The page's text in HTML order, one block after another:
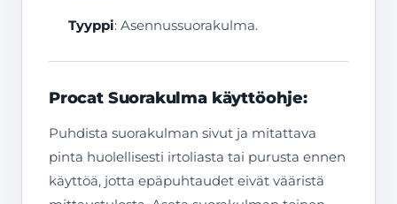
Tyyppi: Asennussuorakulma.
Procat Suorakulma käyttöohje:
Puhdista suorakulman sivut ja mitattava
pinta huolellisesti irtoliasta tai purusta ennen
käyttöä, jotta epäpuhtaudet eivät vääristä